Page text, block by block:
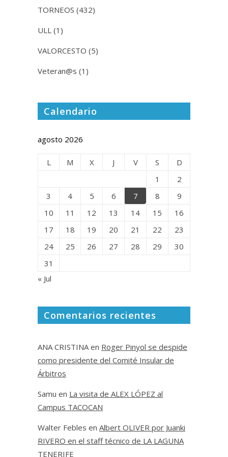
TORNEOS (432)
ULL (1)
VALORCESTO (5)
Veteran@s (1)
Calendario
agosto 2026
L M X J V S
D
1
2
3
4 5 6 7 8
9
10
11 12 13 14 15
16
17
18 19 20 21 22
23
24
25 26 27 28 29
30
31
« Jul
Comentarios recientes
ANA CRISTINA en Roger Pinyol se despide
como presidente del Comité Insular de
Árbitros
Samu en La visita de ALEX LÓPEZ al
Campus TACOCAN
Walter Febles en Albert OLIVER por Juanki
RIVERO en el staff técnico de LA LAGUNA
TENERIFE